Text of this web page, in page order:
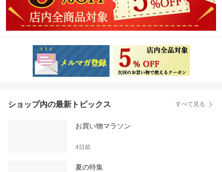
ショップ内の最新トピックス すべて見る
お買い物マラソン
4日前
夏の特集